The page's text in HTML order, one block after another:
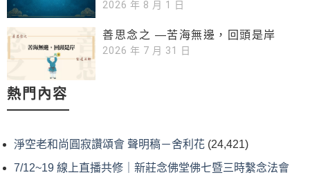
2026 年 8 月 1 日
善思念之 —苦海無邊，回頭是岸
2026 年 7 月 31 日
熱門內容
淨空老和尚圓寂讚頌會 聲明稿－舍利花 (24,421)
7/12~19 線上直播共修｜新莊念佛堂佛七暨三時繫念法會